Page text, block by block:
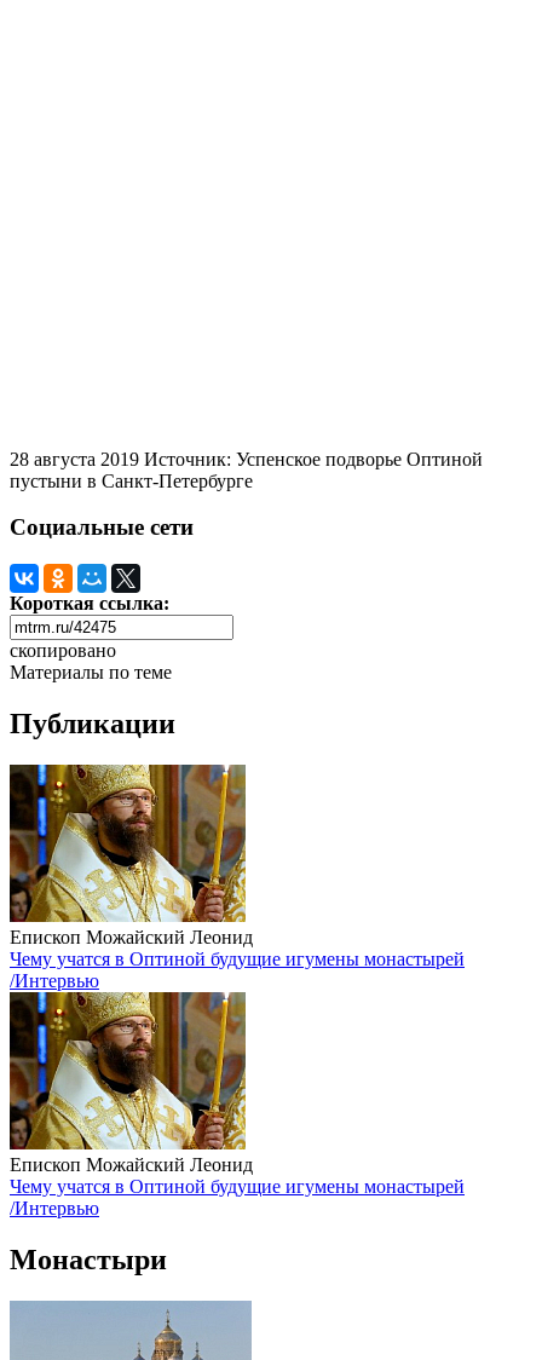
28 августа 2019 Источник: Успенское подворье Оптиной
пустыни в Санкт-Петербурге
Социальные сети
Короткая ссылка:
скопировано
Материалы по теме
Публикации
Епископ Можайский Леонид
Чему учатся в Оптиной будущие игумены монастырей
/Интервью
Епископ Можайский Леонид
Чему учатся в Оптиной будущие игумены монастырей
/Интервью
Монастыри